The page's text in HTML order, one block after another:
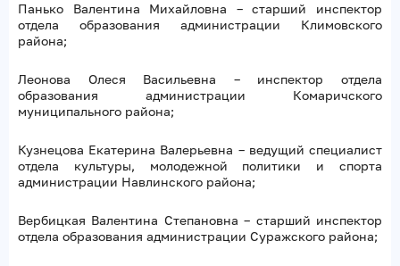
Панько Валентина Михайловна – старший инспектор
отдела образования администрации Климовского
района;
Леонова Олеся Васильевна – инспектор отдела
образования администрации Комаричского
муниципального района;
Кузнецова Екатерина Валерьевна – ведущий специалист
отдела культуры, молодежной политики и спорта
администрации Навлинского района;
Вербицкая Валентина Степановна – старший инспектор
отдела образования администрации Суражского района;